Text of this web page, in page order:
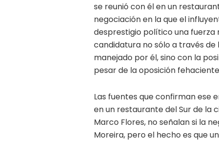
se reunió con él en un
negociación en la que el
desprestigio político una fuerza
candidatura no sólo a través
manejado por él, sino con la
pesar de la oposición
Las fuentes que confirman ese
en un restaurante del Sur de la
Marco Flores, no señalan si la
Moreira, pero el hecho es que